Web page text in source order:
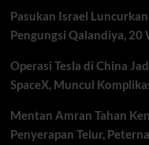
Pasukan Israel
Pengungsi Qalandiya, 20
Operasi Tesla di China
SpaceX, Muncul
Mentan Amran Tahan
Penyerapan Telur,